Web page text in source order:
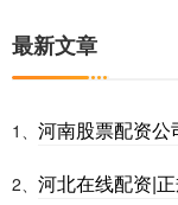
最新文章
1、 河南股票配资
2、 河北在线配资|